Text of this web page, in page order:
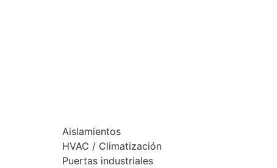
Aislamientos
HVAC / Climatización
Puertas industriales